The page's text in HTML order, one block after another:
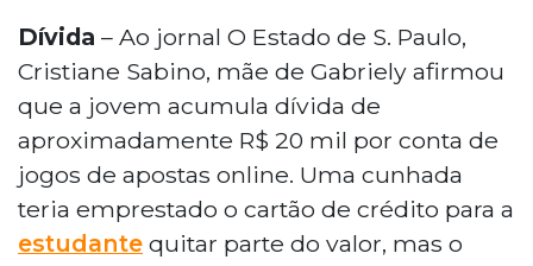
Dívida – Ao jornal O Estado de S. Paulo,
Cristiane Sabino, mãe de Gabriely afirmou
que a jovem acumula dívida de
aproximadamente R$ 20 mil por conta de
jogos de apostas online. Uma cunhada
teria emprestado o cartão de crédito para a
estudante quitar parte do valor, mas o